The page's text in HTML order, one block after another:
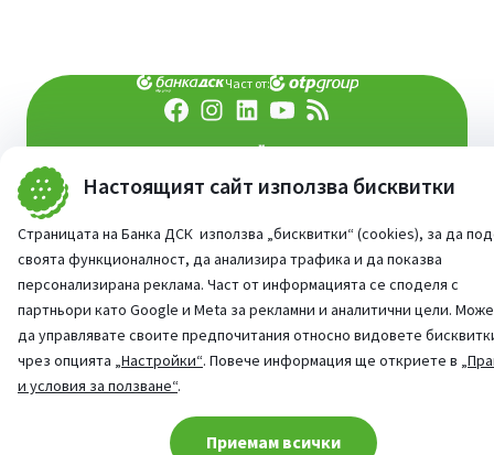
Настоящият сайт използва бисквитки
Страницата на Банка ДСК използва „бисквитки“ (cookies), за да
своята функционалност, да анализира трафика и да показва
персонализирана реклама. Част от информацията се споделя с
партньори като Google и Meta за рекламни и аналитични цели.
да управлявате своите предпочитания относно видовете
чрез опцията „Настройки“. Повече информация ще откриете в
и условия за ползване“.
Приемам всички
Част от:
При въпроси -попитай AI асистента ни
© 2026Всички права запазени
Cookie consent change